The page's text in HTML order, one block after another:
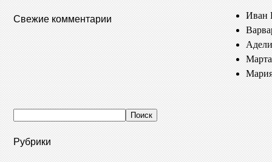
Свежие комментарии
Иван
Марта
Рубрики